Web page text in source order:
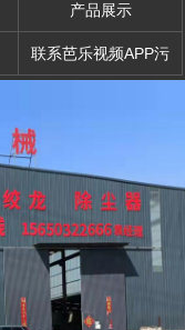
产品展示
联系芭乐视频APP污